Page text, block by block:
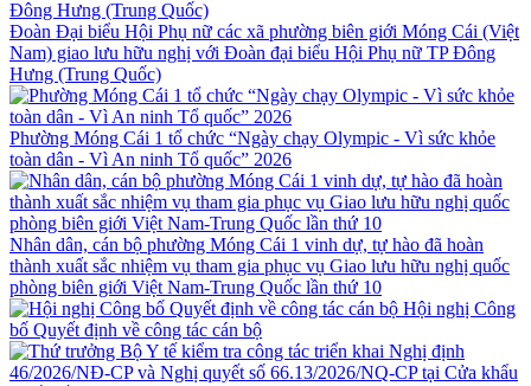
Đoàn Đại biểu Hội Phụ nữ các xã phường biên giới Móng Cái (Việt
Nam) giao lưu hữu nghị với Đoàn đại biểu Hội Phụ nữ TP Đông
Hưng (Trung Quốc)
Phường Móng Cái 1 tổ chức “Ngày chạy Olympic - Vì sức khỏe
toàn dân - Vì An ninh Tổ quốc” 2026
Nhân dân, cán bộ phường Móng Cái 1 vinh dự, tự hào đã hoàn
thành xuất sắc nhiệm vụ tham gia phục vụ Giao lưu hữu nghị quốc
phòng biên giới Việt Nam-Trung Quốc lần thứ 10
Hội nghị Công
bố Quyết định về công tác cán bộ